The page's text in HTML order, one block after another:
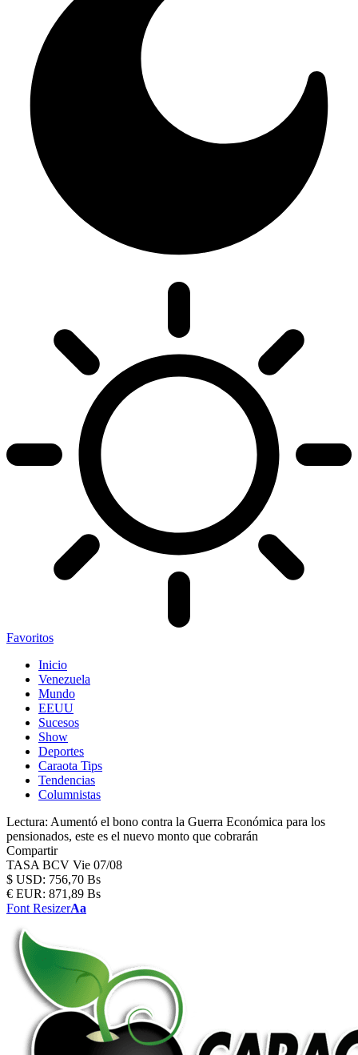
Favoritos
Inicio
Venezuela
Mundo
EEUU
Sucesos
Show
Deportes
Caraota Tips
Tendencias
Columnistas
Lectura: Aumentó el bono contra la Guerra Económica para los
pensionados, este es el nuevo monto que cobrarán
Compartir
TASA BCV Vie 07/08
$ USD: 756,70 Bs
€ EUR: 871,89 Bs
Font ResizerAa